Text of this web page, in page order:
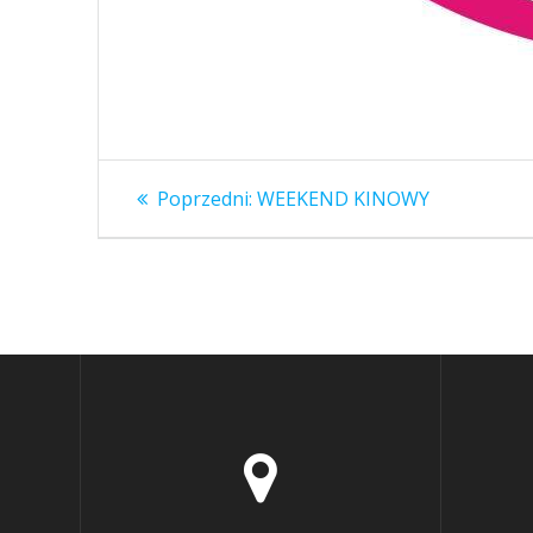
Nawigacja
wpisu
Poprzedni: Poprzedni
WEEKEND KINOWY